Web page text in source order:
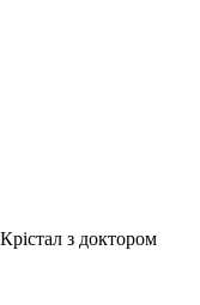
з доктором